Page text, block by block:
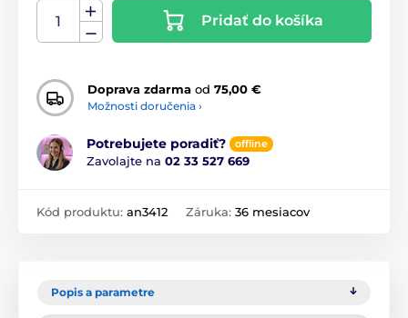
Pridať do košíka
Doprava zdarma od 75,00 €
Možnosti doručenia ›
Potrebujete poradiť? offline
Zavolajte na 02 33 527 669
Kód produktu: an3412 Záruka: 36 mesiacov
Popis a parametre